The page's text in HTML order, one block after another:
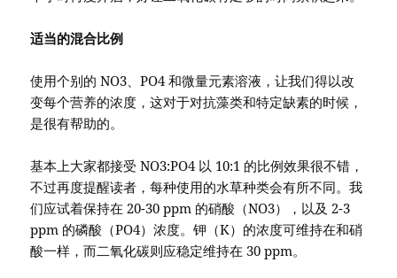
适当的混合比例
使用个别的 NO3、PO4 和微量元素溶液，让我们得以改
变每个营养的浓度，这对于对抗藻类和特定缺素的时候，
是很有帮助的。
基本上大家都接受 NO3:PO4 以 10:1 的比例效果很不错，
不过再度提醒读者，每种使用的水草种类会有所不同。我
们应试着保持在 20-30 ppm 的硝酸（NO3），以及 2-3
ppm 的磷酸（PO4）浓度。钾（K）的浓度可维持在和硝
酸一样，而二氧化碳则应稳定维持在 30 ppm。